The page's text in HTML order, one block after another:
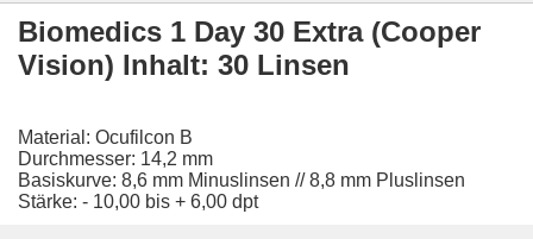
Biomedics 1 Day 30 Extra (Cooper
Vision) Inhalt: 30 Linsen
Material: Ocufilcon B
Durchmesser: 14,2 mm
Basiskurve: 8,6 mm Minuslinsen // 8,8 mm Pluslinsen
Stärke: - 10,00 bis + 6,00 dpt